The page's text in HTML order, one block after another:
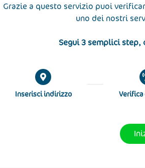
Grazie a questo servizio puoi
uno dei nostri
Segui 3 semplici
Inserisci indirizzo